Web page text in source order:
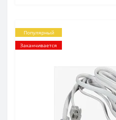
Популярный
Заканчивается